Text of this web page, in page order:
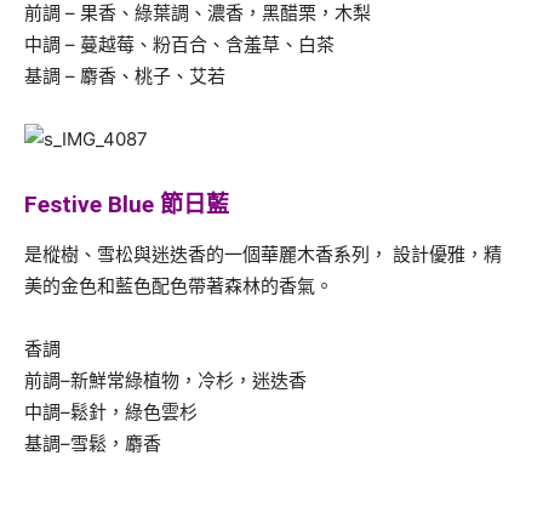
前調 – 果香、綠葉調、濃香，黑醋栗，木梨
中調 – 蔓越莓、粉百合、含羞草、白茶
基調 – 麝香、桃子、艾若
Festive Blue 節日藍
是樅樹、雪松與迷迭香的一個華麗木香系列， 設計優雅，精
美的金色和藍色配色帶著森林的香氣。
香調
前調–新鮮常綠植物，冷杉，迷迭香
中調–鬆針，綠色雲杉
基調–雪鬆，麝香